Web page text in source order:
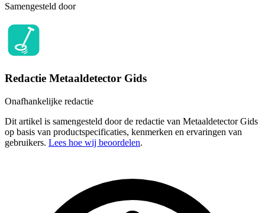
Samengesteld door
Redactie Metaaldetector Gids
Onafhankelijke redactie
Dit artikel is samengesteld door de redactie van Metaaldetector Gids
op basis van productspecificaties, kenmerken en ervaringen van
gebruikers. Lees hoe wij beoordelen.